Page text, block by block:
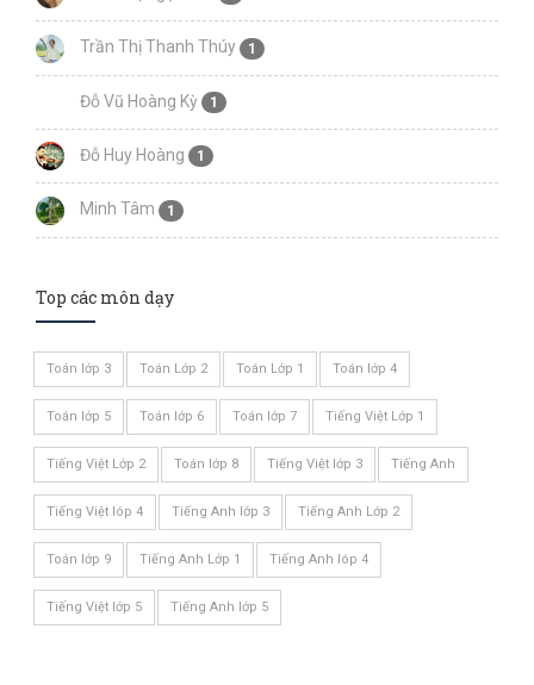
Trần Thị Thanh Thúy 1
Đỗ Vũ Hoàng Kỳ 1
Đỗ Huy Hoàng 1
Minh Tâm 1
Top các môn dạy
Toán lớp 3 Toán Lớp 2 Toán Lớp 1 Toán lớp 4
Toán lớp 5 Toán lớp 6 Toán lớp 7 Tiếng Việt Lớp 1
Tiếng Việt Lớp 2 Toán lớp 8 Tiếng Việt lớp 3 Tiếng Anh
Tiếng Việt lóp 4 Tiếng Anh lớp 3 Tiếng Anh Lớp 2
Toán lớp 9 Tiếng Anh Lớp 1 Tiếng Anh lóp 4
Tiếng Việt lớp 5 Tiếng Anh lớp 5